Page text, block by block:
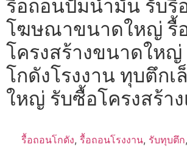
รื้อถอนปั้มน้ำมัน รับรื้
โฆษณาขนาดใหญ่ รื้
โครงสร้างขนาดใหญ่
โกดังโรงงาน ทุบตึกเ
ใหญ่ รับซื้อโครงสร้าง
รื้อถอนโกดัง, รื้อถอนโรงงาน, รับทุบตึก,